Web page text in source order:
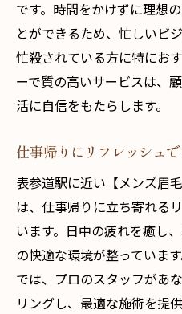
です。時間をかけずに理想
とができるため、忙しいビ
忙殺されている方に特にお
ーで質の高いサービスは、
活に自信をもたらします。
仕事帰りにリフレッシュ
表参道駅に近い【メンズ眉
は、仕事帰りに立ち寄れる
います。日中の疲れを癒し
の快適な環境が整っていま
では、プロのスタッフがあ
リングし、最適な施術を提